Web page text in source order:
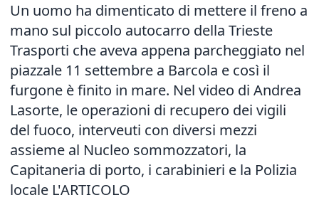
Un uomo ha dimenticato di mettere il freno a
mano sul piccolo autocarro della Trieste
Trasporti che aveva appena parcheggiato nel
piazzale 11 settembre a Barcola e così il
furgone è finito in mare. Nel video di Andrea
Lasorte, le operazioni di recupero dei vigili
del fuoco, interveuti con diversi mezzi
assieme al Nucleo sommozzatori, la
Capitaneria di porto, i carabinieri e la Polizia
locale L'ARTICOLO